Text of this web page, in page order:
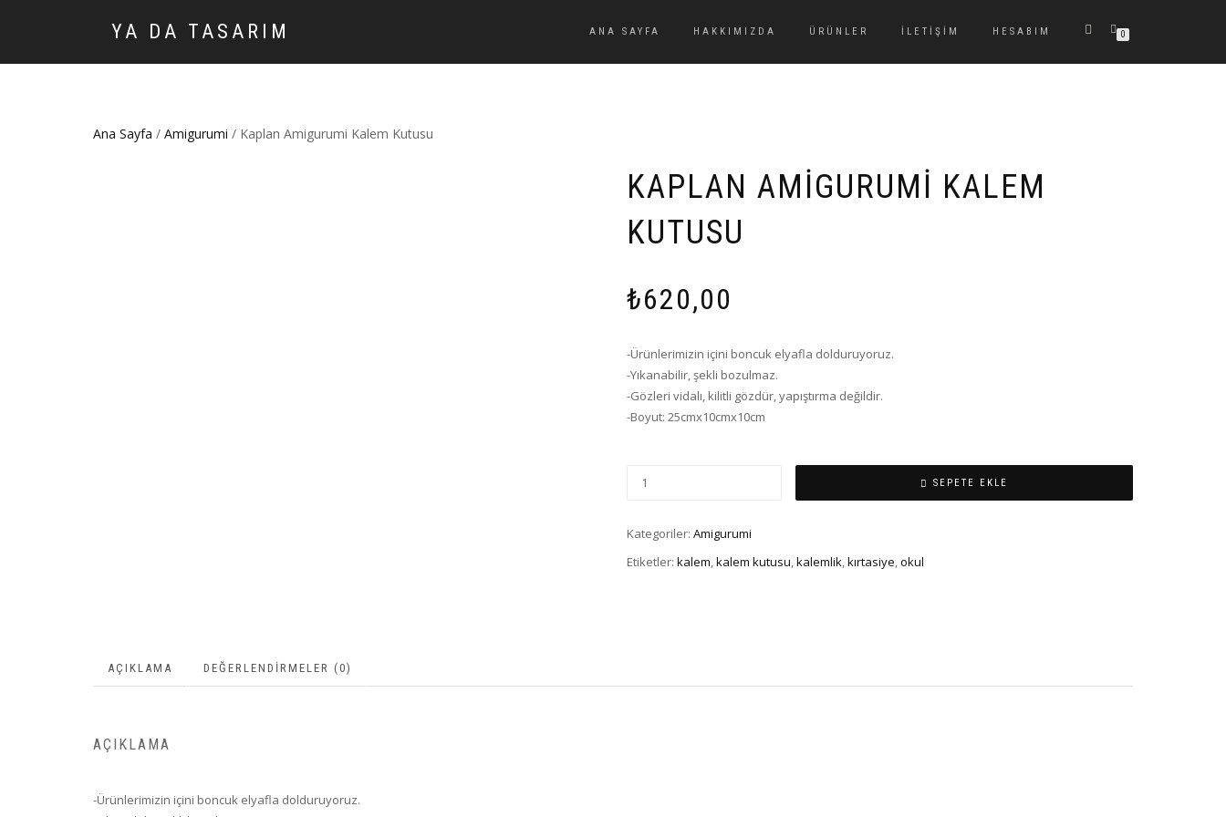
YA DA TASARIM ANA SAYFA HAKKIMIZDA ÜRÜNLER İLETIŞIM HESABIM 0
Ana Sayfa / Amigurumi / Kaplan Amigurumi Kalem Kutusu
KAPLAN AMIGURUMI KALEM
KUTUSU
₺620,00
-Ürünlerimizin içini boncuk elyafla dolduruyoruz.
-Yıkanabilir, şekli bozulmaz.
-Gözleri vidalı, kilitli gözdür, yapıştırma değildir.
-Boyut: 25cmx10cmx10cm
SEPETE EKLE
Kategoriler: Amigurumi
Etiketler: kalem,kalem kutusu,kalemlik,kırtasiye,okul
AÇIKLAMA DEĞERLENDIRMELER (0)
AÇIKLAMA
-Ürünlerimizin içini boncuk elyafla dolduruyoruz.